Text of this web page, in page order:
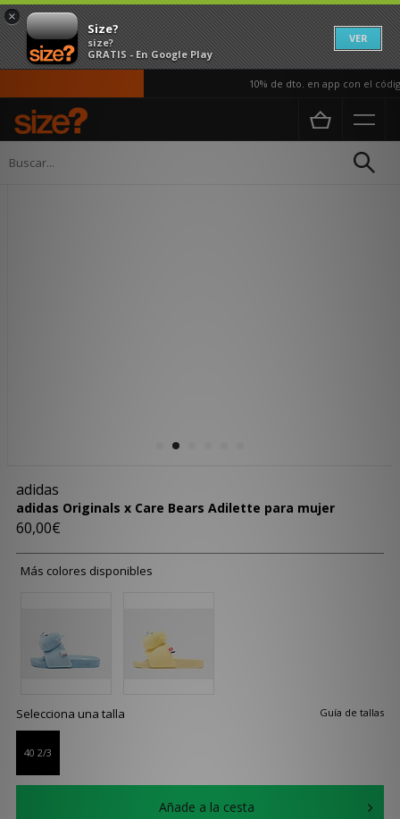
×
Size?
size?
GRATIS - En Google Play
VER
10% de dto. en app con el código
Página principal
adidas
adidas Originals x Care Bears Adilette para mujer
60,00€
Más colores disponibles
Guía de tallas
Selecciona una talla
40 2/3
Añade a la cesta